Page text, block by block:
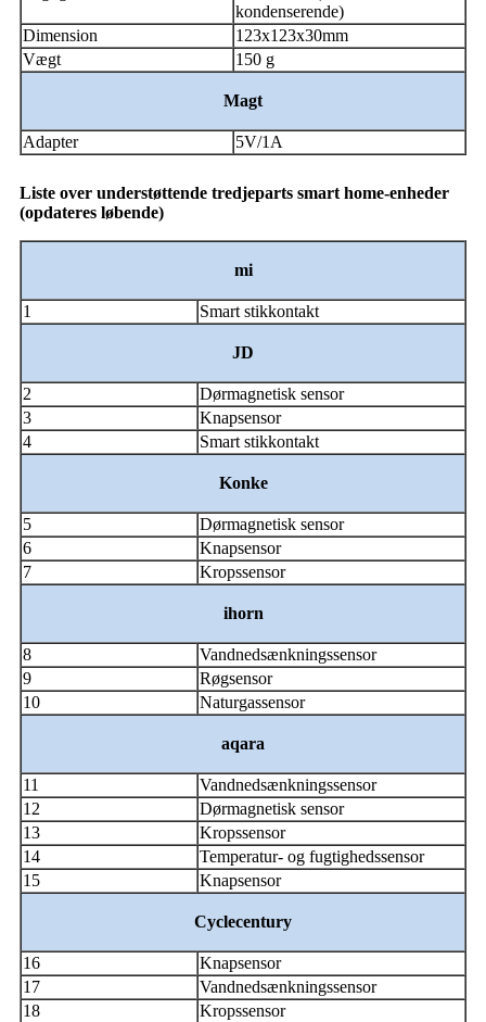
kondenserende)
Dimension
123x123x30mm
Vægt
150 g
Magt
Adapter 5V/1A
Liste over understøttende tredjeparts smart home-enheder
(opdateres løbende)
mi
1 Smart stikkontakt
JD
2
Dørmagnetisk sensor
3
Knapsensor
4
Smart stikkontakt
Konke
5
Dørmagnetisk sensor
6
Knapsensor
7
Kropssensor
ihorn
8
Vandnedsænkningssensor
9
Røgsensor
10
Naturgassensor
aqara
11
Vandnedsænkningssensor
12
Dørmagnetisk sensor
13
Kropssensor
14
Temperatur- og fugtighedssensor
15
Knapsensor
Cyclecentury
16
Knapsensor
17
Vandnedsænkningssensor
18
Kropssensor